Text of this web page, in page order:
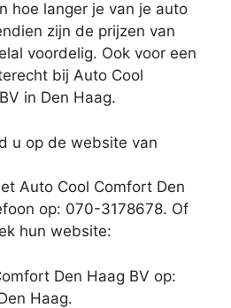
hoe langer je van je auto
zijn de prijzen van
voordelig. Ook voor een
bij Auto Cool
in Den Haag.
u op de website van
Auto Cool Comfort Den
op: 070-3178678. Of
hun website:
Den Haag BV op:
Haag.